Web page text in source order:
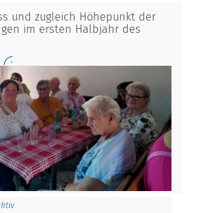
und zugleich Höhepunkt der
im ersten Halbjahr des